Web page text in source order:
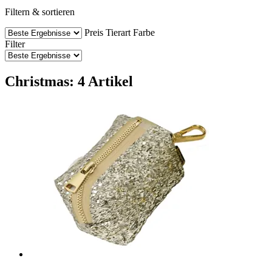
Filtern & sortieren
Preis Tierart Farbe
Filter
Christmas: 4 Artikel